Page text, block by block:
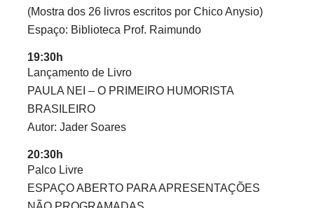
(Mostra dos 26 livros escritos por Chico Anysio)
Espaço: Biblioteca Prof. Raimundo
19:30h
Lançamento de Livro
PAULA NEI – O PRIMEIRO HUMORISTA
BRASILEIRO
Autor: Jader Soares
20:30h
Palco Livre
ESPAÇO ABERTO PARA APRESENTAÇÕES